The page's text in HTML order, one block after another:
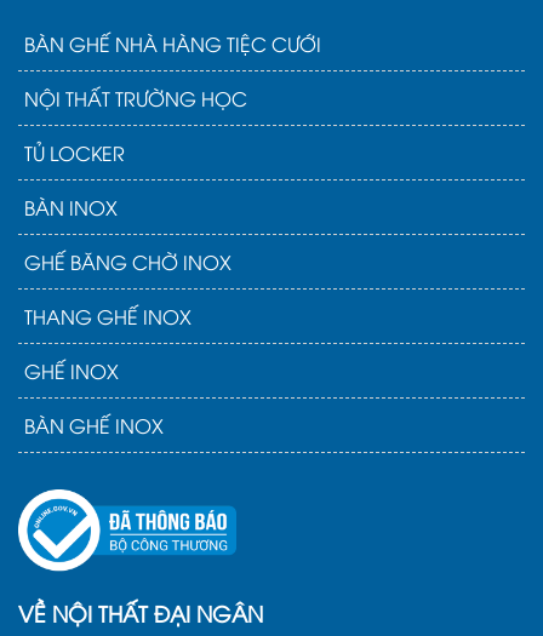
BÀN GHẾ NHÀ HÀNG TIỆC CƯỚI
NỘI THẤT TRƯỜNG HỌC
TỦ LOCKER
BÀN INOX
GHẾ BĂNG CHỜ INOX
THANG GHẾ INOX
GHẾ INOX
BÀN GHẾ INOX
VỀ NỘI THẤT ĐẠI NGÂN